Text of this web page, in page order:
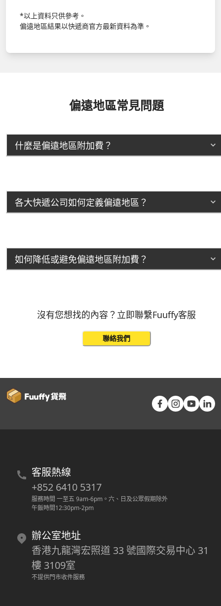
*以上資料只供參考。
偏遠地區結果以快遞商官方最新資料為準。
偏遠地區常見問題
什麼是偏遠地區附加費？
各大快遞公司如何定義偏遠地區？
如何降低或避免偏遠地區附加費？
沒有您想找的內容？立即聯繫Fuuffy客服
聯絡我們
客服熱線
+852 6410 5317
服務時間 一至五 9am-6pm 。 六、日及公眾假期除外
午飯時間12:30pm-2pm
辦公室地址
香港九龍灣宏照道 33 號國際交易中心 31
樓 3109室
不提供門市收件服務